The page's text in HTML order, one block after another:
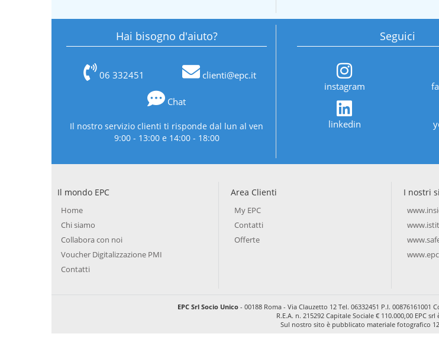
Hai bisogno d'aiuto?
06 332451 clienti@epc.it
Chat
Il nostro servizio clienti ti risponde dal lun al ven
9:00 - 13:00 e 14:00 - 18:00
Seguici
instagram
linkedin
Il mondo EPC
Home
Chi siamo
Collabora con noi
Voucher Digitalizzazione PMI
Contatti
Area Clienti
My EPC
Contatti
Offerte
I nostri
EPC Srl Socio Unico- 00188 Roma - Via Clauzetto 12 Tel. 06332451 P.I. 00876161001
R.E.A. n. 215292 Capitale Sociale € 110.000,00 EPC
Sul nostro sito è pubblicato materiale fotografico